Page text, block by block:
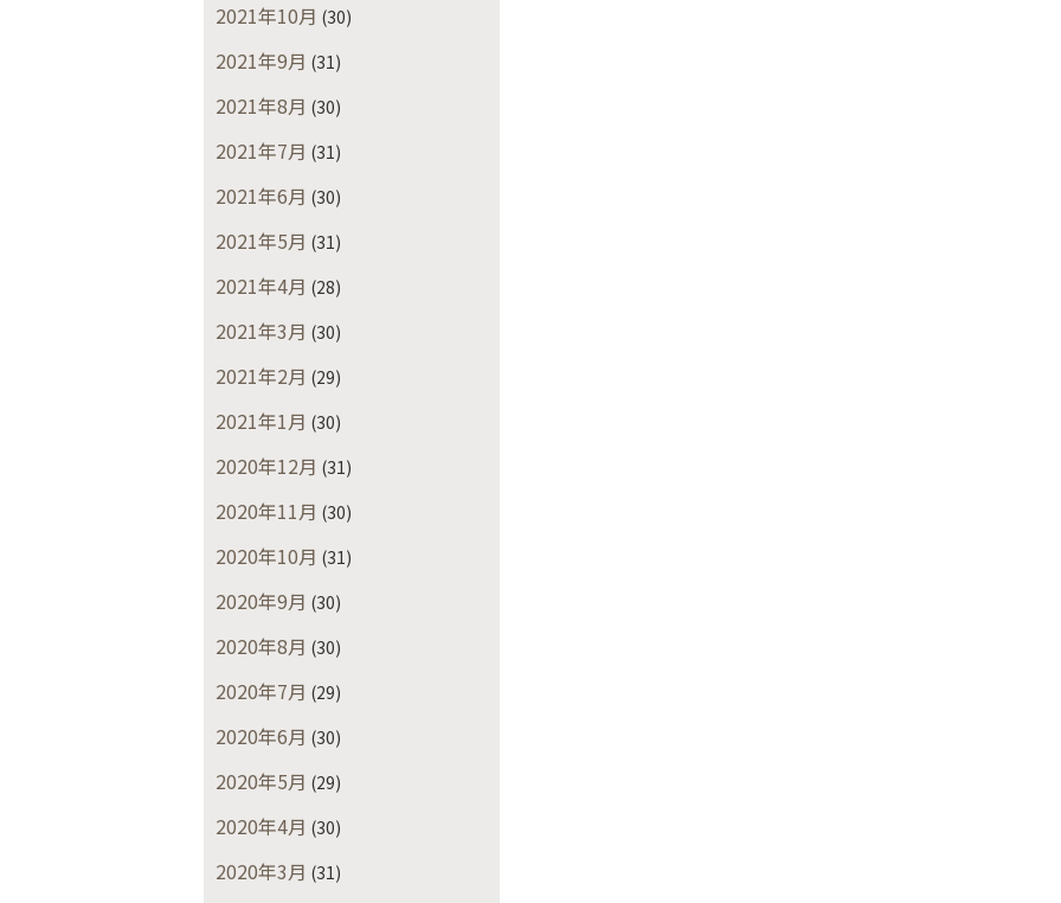
2021年10月 (30)
2021年9月 (31)
2021年8月 (30)
2021年7月 (31)
2021年6月 (30)
2021年5月 (31)
2021年4月 (28)
2021年3月 (30)
2021年2月 (29)
2021年1月 (30)
2020年12月 (31)
2020年11月 (30)
2020年10月 (31)
2020年9月 (30)
2020年8月 (30)
2020年7月 (29)
2020年6月 (30)
2020年5月 (29)
2020年4月 (30)
2020年3月 (31)